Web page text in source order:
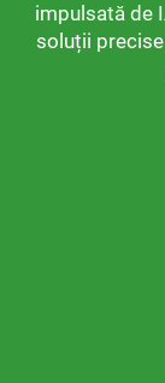
impulsată de
soluții